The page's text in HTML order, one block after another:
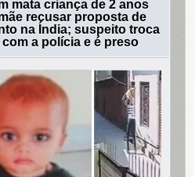
mata criança de 2 anos
recusar proposta de
na Índia; suspeito troca
a polícia e é preso